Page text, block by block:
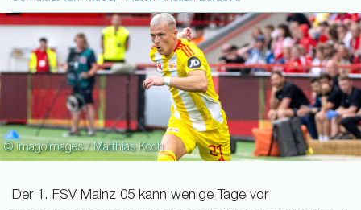
© imagoimages / Matthias Koch
Der 1. FSV Mainz 05 kann wenige Tage vor